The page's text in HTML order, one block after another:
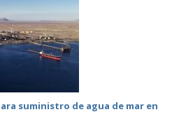
suministro de agua de mar en